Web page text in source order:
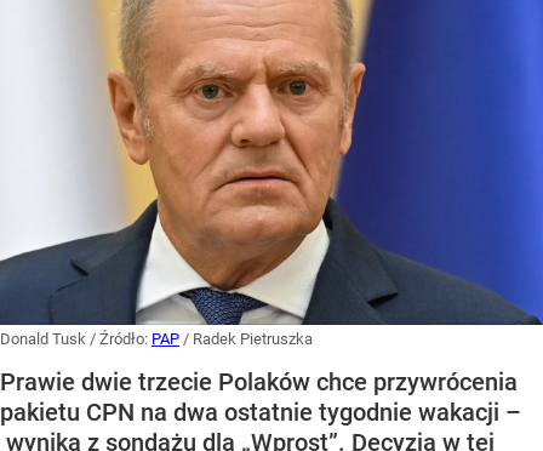
Donald Tusk / Źródło: PAP / Radek Pietruszka
Prawie dwie trzecie Polaków chce przywrócenia
pakietu CPN na dwa ostatnie tygodnie wakacji –
wynika z sondażu dla „Wprost”. Decyzja w tej